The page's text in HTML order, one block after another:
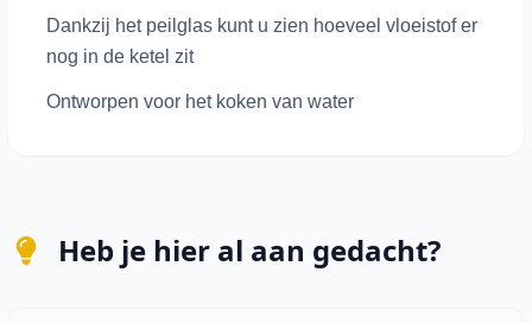
Dankzij het peilglas kunt u zien hoeveel vloeistof er
nog in de ketel zit
Ontworpen voor het koken van water
Heb je hier al aan gedacht?